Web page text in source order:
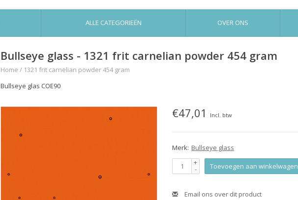
ALLE CATEGORIEËN OVER ONS
Bullseye glass - 1321 frit carnelian powder 454 gram
Home / 1321 frit carnelian powder 454 gram
Bullseye glas COE90
€47,01 Incl. btw
Merk: Bullseye glass
+
- Toevoegen aan winkelwagen
Email ons over dit product